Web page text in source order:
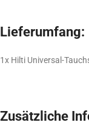
Lieferumfang:
1x Hilti Universal-
Zusätzliche